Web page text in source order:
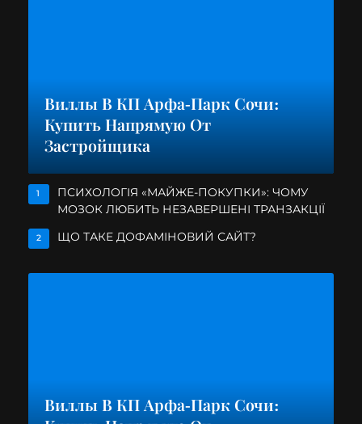
Виллы В КП Арфа-Парк Сочи:
Купить Напрямую От
Застройщика
1
ПСИХОЛОГІЯ «МАЙЖЕ-ПОКУПКИ»: ЧОМУ
МОЗОК ЛЮБИТЬ НЕЗАВЕРШЕНІ ТРАНЗАКЦІЇ
2 ЩО ТАКЕ ДОФАМІНОВИЙ САЙТ?
Виллы В КП Арфа-Парк Сочи: